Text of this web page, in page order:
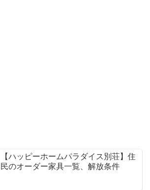
【ハッピーホームパラダイス別荘】住
民のオーダー家具一覧、解放条件